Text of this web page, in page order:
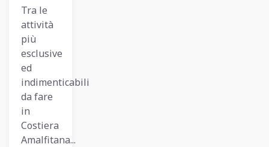
Tra le
attività
più
esclusive
ed
indimenticabili
da fare
in
Costiera
Amalfitana...